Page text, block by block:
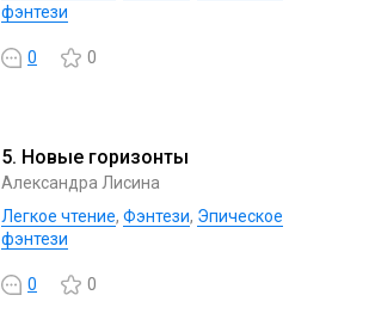
фэнтези
0 0
5. Новые горизонты
Александра Лисина
Легкое чтение, Фэнтези, Эпическое
фэнтези
0 0